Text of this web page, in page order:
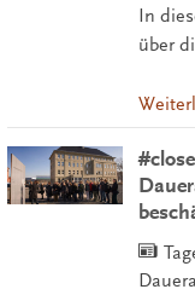
In
über